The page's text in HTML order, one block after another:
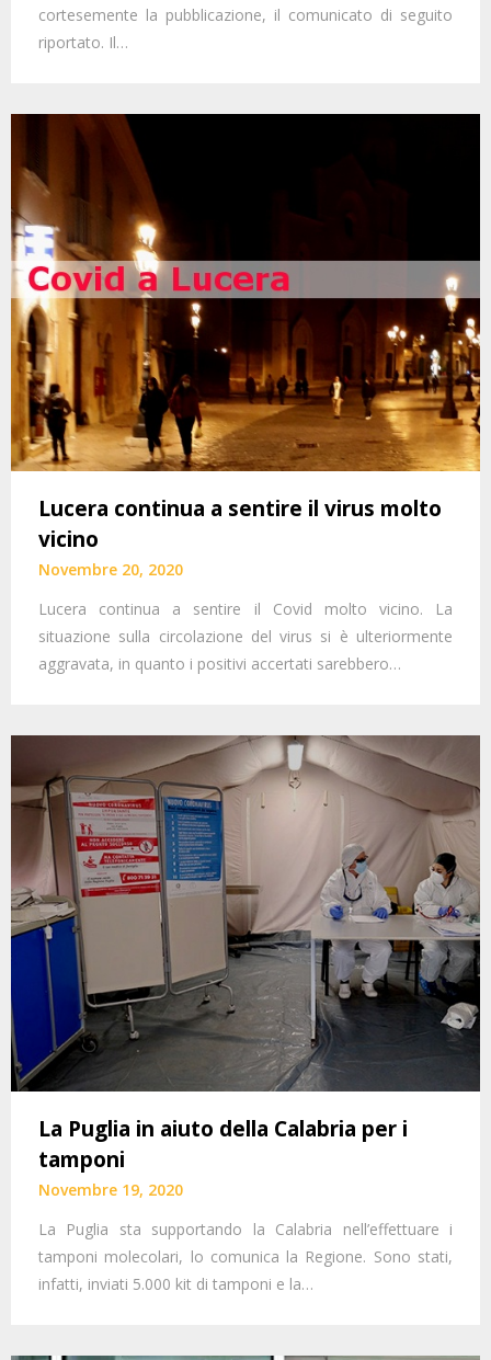
cortesemente la pubblicazione, il comunicato di seguito
riportato. Il…
Lucera continua a sentire il virus molto
vicino
Novembre 20, 2020
Lucera continua a sentire il Covid molto vicino. La
situazione sulla circolazione del virus si è ulteriormente
aggravata, in quanto i positivi accertati sarebbero…
La Puglia in aiuto della Calabria per i
tamponi
Novembre 19, 2020
La Puglia sta supportando la Calabria nell’effettuare i
tamponi molecolari, lo comunica la Regione. Sono stati,
infatti, inviati 5.000 kit di tamponi e la…